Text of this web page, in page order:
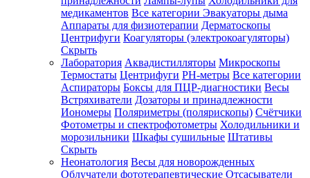
медикаментов Все категории Эвакуаторы дыма
Аппараты для физиотерапии Дерматоскопы
Центрифуги Коагуляторы (электрокоагуляторы)
Скрыть
Лаборатория Аквадистилляторы Микроскопы
Термостаты Центрифуги PH-метры Все категории
Аспираторы Боксы для ПЦР-диагностики Весы
Встряхиватели Дозаторы и принадлежности
Иономеры Поляриметры (полярископы) Счётчики
Фотометры и спектрофотометры Холодильники и
морозильники Шкафы сушильные Штативы
Скрыть
Неонатология Весы для новорожденных
Облучатели фототерапевтические Отсасыватели